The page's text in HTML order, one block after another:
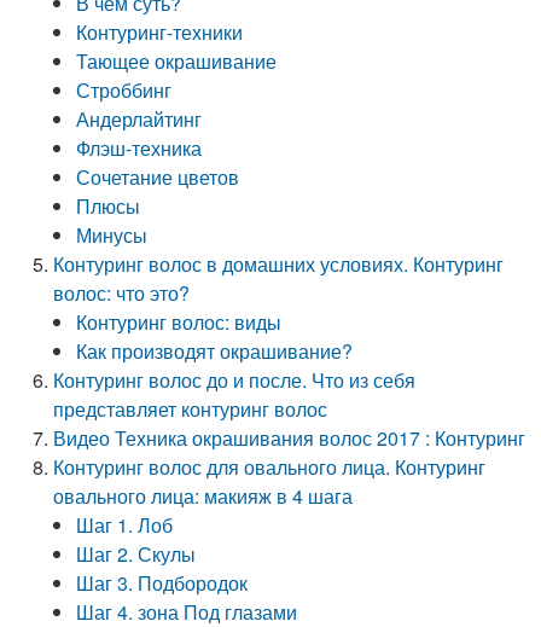
Контуринг-техники
Тающее окрашивание
Строббинг
Андерлайтинг
Флэш-техника
Сочетание цветов
Плюсы
Минусы
Контуринг волос в домашних условиях. Контуринг
волос: что это?
Контуринг волос: виды
Как производят окрашивание?
Контуринг волос до и после. Что из себя
представляет контуринг волос
Видео Техника окрашивания волос 2017 : Контуринг
Контуринг волос для овального лица. Контуринг
овального лица: макияж в 4 шага
Шаг 1. Лоб
Шаг 2. Скулы
Шаг 3. Подбородок
Шаг 4. зона Под глазами